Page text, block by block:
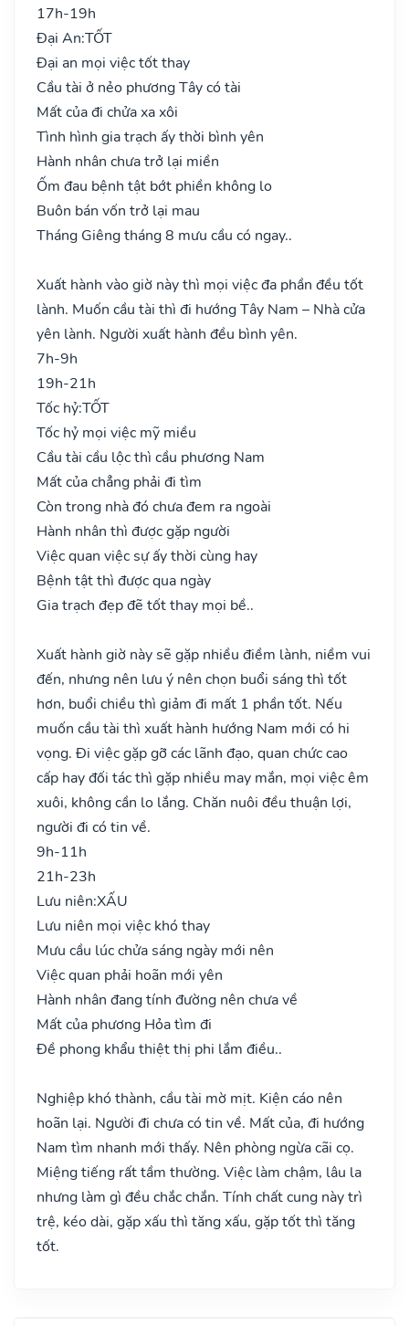
17h-19h
Đại An:TỐT
Đại an mọi việc tốt thay
Cầu tài ở nẻo phương Tây có tài
Mất của đi chửa xa xôi
Tình hình gia trạch ấy thời bình yên
Hành nhân chưa trở lại miền
Ốm đau bệnh tật bớt phiền không lo
Buôn bán vốn trở lại mau
Tháng Giêng tháng 8 mưu cầu có ngay..
Xuất hành vào giờ này thì mọi việc đa phần đều tốt
lành. Muốn cầu tài thì đi hướng Tây Nam – Nhà cửa
yên lành. Người xuất hành đều bình yên.
7h-9h
19h-21h
Tốc hỷ:TỐT
Tốc hỷ mọi việc mỹ miều
Cầu tài cầu lộc thì cầu phương Nam
Mất của chẳng phải đi tìm
Còn trong nhà đó chưa đem ra ngoài
Hành nhân thì được gặp người
Việc quan việc sự ấy thời cùng hay
Bệnh tật thì được qua ngày
Gia trạch đẹp đẽ tốt thay mọi bề..
Xuất hành giờ này sẽ gặp nhiều điềm lành, niềm vui
đến, nhưng nên lưu ý nên chọn buổi sáng thì tốt
hơn, buổi chiều thì giảm đi mất 1 phần tốt. Nếu
muốn cầu tài thì xuất hành hướng Nam mới có hi
vọng. Đi việc gặp gỡ các lãnh đạo, quan chức cao
cấp hay đối tác thì gặp nhiều may mắn, mọi việc êm
xuôi, không cần lo lắng. Chăn nuôi đều thuận lợi,
người đi có tin về.
9h-11h
21h-23h
Lưu niên:XẤU
Lưu niên mọi việc khó thay
Mưu cầu lúc chửa sáng ngày mới nên
Việc quan phải hoãn mới yên
Hành nhân đang tính đường nên chưa về
Mất của phương Hỏa tìm đi
Đề phong khẩu thiệt thị phi lắm điều..
Nghiệp khó thành, cầu tài mờ mịt. Kiện cáo nên
hoãn lại. Người đi chưa có tin về. Mất của, đi hướng
Nam tìm nhanh mới thấy. Nên phòng ngừa cãi cọ.
Miệng tiếng rất tầm thường. Việc làm chậm, lâu la
nhưng làm gì đều chắc chắn. Tính chất cung này trì
trệ, kéo dài, gặp xấu thì tăng xấu, gặp tốt thì tăng
tốt.